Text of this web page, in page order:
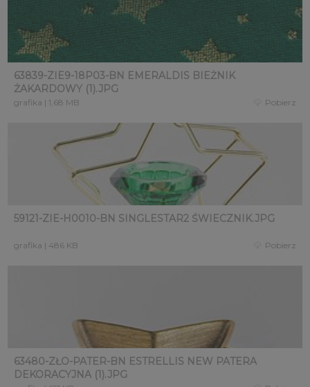
63839-ZIE9-18P03-BN EMERALDIS BIEŻNIK
ŻAKARDOWY (1).JPG
grafika | 1,68 MB Pobierz
59121-ZIE-H0010-BN SINGLESTAR2 ŚWIECZNIK.JPG
grafika | 486 KB Pobierz
63480-ZŁO-PATER-BN ESTRELLIS NEW PATERA
DEKORACYJNA (1).JPG